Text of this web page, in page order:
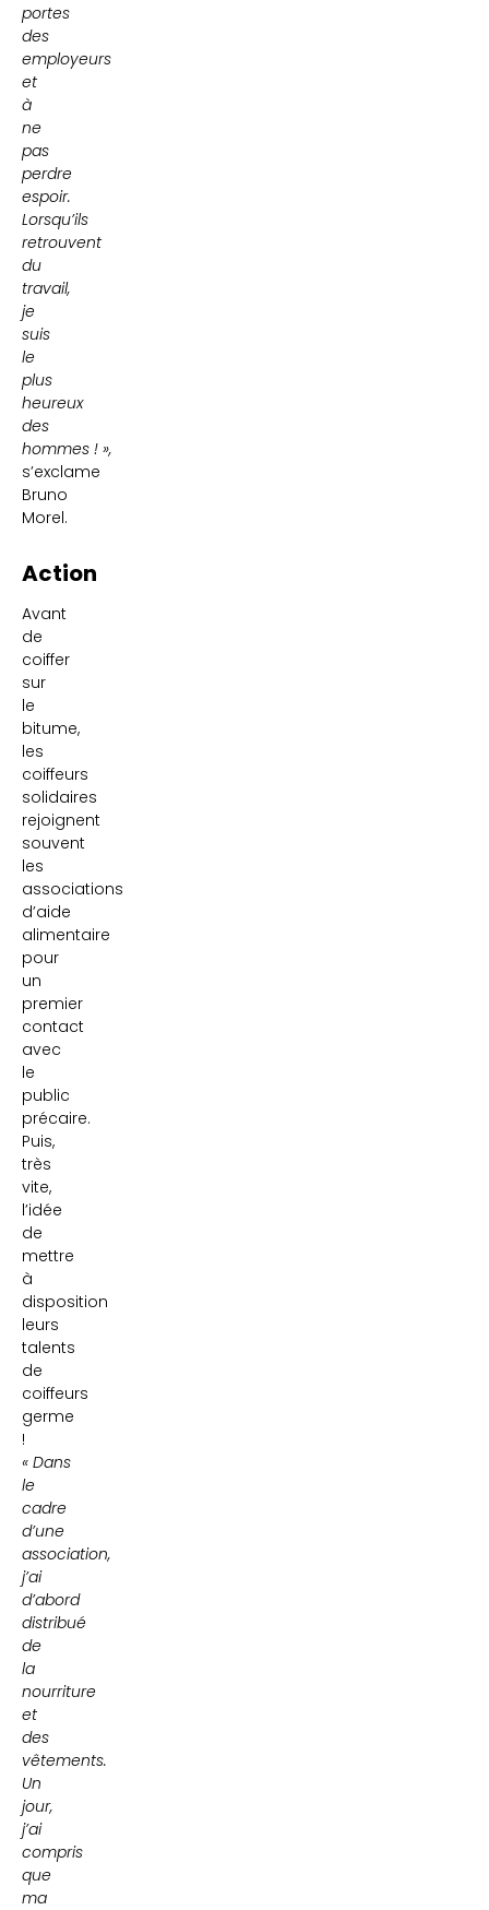
portes
des
employeurs
et
à
ne
pas
perdre
espoir.
Lorsqu’ils
retrouvent
du
travail,
je
suis
le
plus
heureux
des
hommes ! »,
s’exclame
Bruno
Morel.
Action
Avant
de
coiffer
sur
le
bitume,
les
coiffeurs
solidaires
rejoignent
souvent
les
associations
d’aide
alimentaire
pour
un
premier
contact
avec
le
public
précaire.
Puis,
très
vite,
l’idée
de
mettre
à
disposition
leurs
talents
de
coiffeurs
germe
!
« Dans
le
cadre
d’une
association,
j’ai
d’abord
distribué
de
la
nourriture
et
des
vêtements.
Un
jour,
j’ai
compris
que
ma